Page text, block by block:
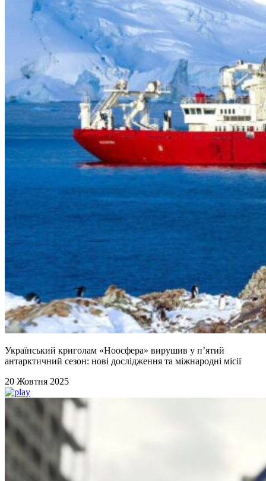
Український криголам «Ноосфера» вирушив у п’ятий
антарктичний сезон: нові дослідження та міжнародні місії
20 Жовтня 2025